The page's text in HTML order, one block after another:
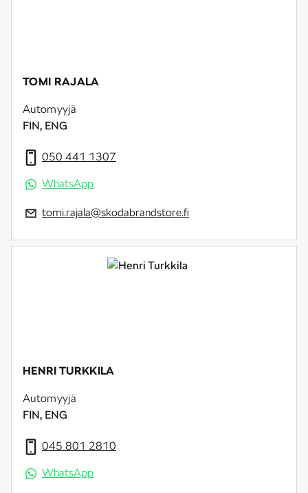
TOMI RAJALA
Automyyjä
FIN, ENG
050 441 1307
WhatsApp
tomi.rajala@skodabrandstore.fi
HENRI TURKKILA
Automyyjä
FIN, ENG
045 801 2810
WhatsApp